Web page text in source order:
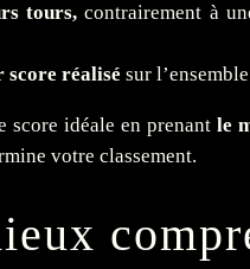
tours, contrairement à
réalisé sur
score idéale en prenantle
votre classement.